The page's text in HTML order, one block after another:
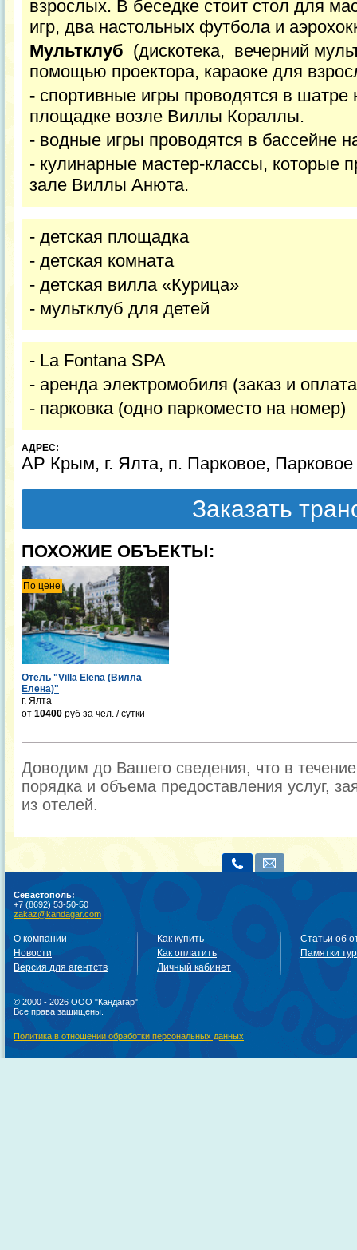
взрослых. В беседке стоит стол для
игр, два настольных футбола и
Мультклуб (дискотека, вечерний
помощью проектора, караоке для
- спортивные игры проводятся в
площадке возле Виллы Кораллы.
- водные игры проводятся в бассейне
- кулинарные мастер-классы, которые
зале Виллы Анюта.
- детская площадка
- детская комната
- детская вилла «Курица»
- мультклуб для детей
- La Fontana SPA
- аренда электромобиля (заказ и
- парковка (одно паркоместо на номер)
АДРЕС:
АР Крым, г. Ялта, п. Парковое,
Заказать
ПОХОЖИЕ ОБЪЕКТЫ:
По цене
Отель "Villa Elena (Вилла
Елена)"
г. Ялта
от 10400 руб за чел. / сутки
Доводим до Вашего сведения, что в
порядка и объема предоставления услуг,
из отелей.
Севастополь:
+7 (8692) 53-50-50
zakaz@kandagar.com
О компании
Новости
Версия для агентств
Как купить
Как оплатить
Личный кабинет
Статьи об
Памятки
© 2000 - 2026 ООО "Кандагар".
Все права защищены.
Политика в отношении обработки персональных данных